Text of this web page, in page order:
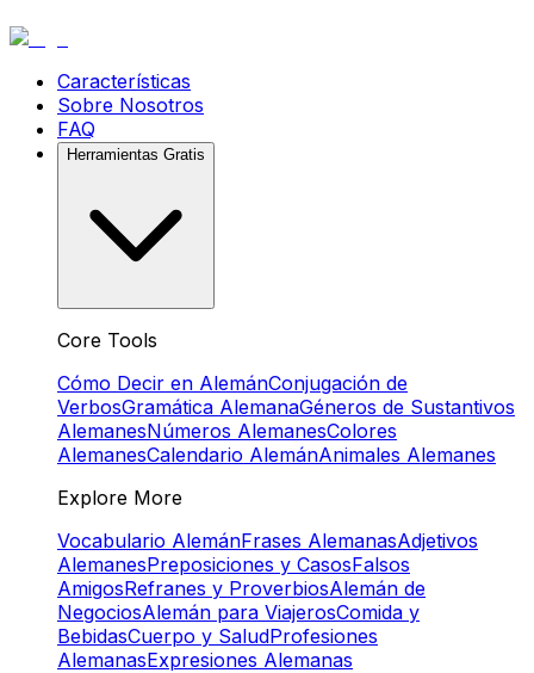
Características
Sobre Nosotros
FAQ
Herramientas Gratis
Core Tools
Cómo Decir en AlemánConjugación de
VerbosGramática AlemanaGéneros de Sustantivos
AlemanesNúmeros AlemanesColores
AlemanesCalendario AlemánAnimales Alemanes
Explore More
Vocabulario AlemánFrases AlemanasAdjetivos
AlemanesPreposiciones y CasosFalsos
AmigosRefranes y ProverbiosAlemán de
NegociosAlemán para ViajerosComida y
BebidasCuerpo y SaludProfesiones
AlemanasExpresiones Alemanas